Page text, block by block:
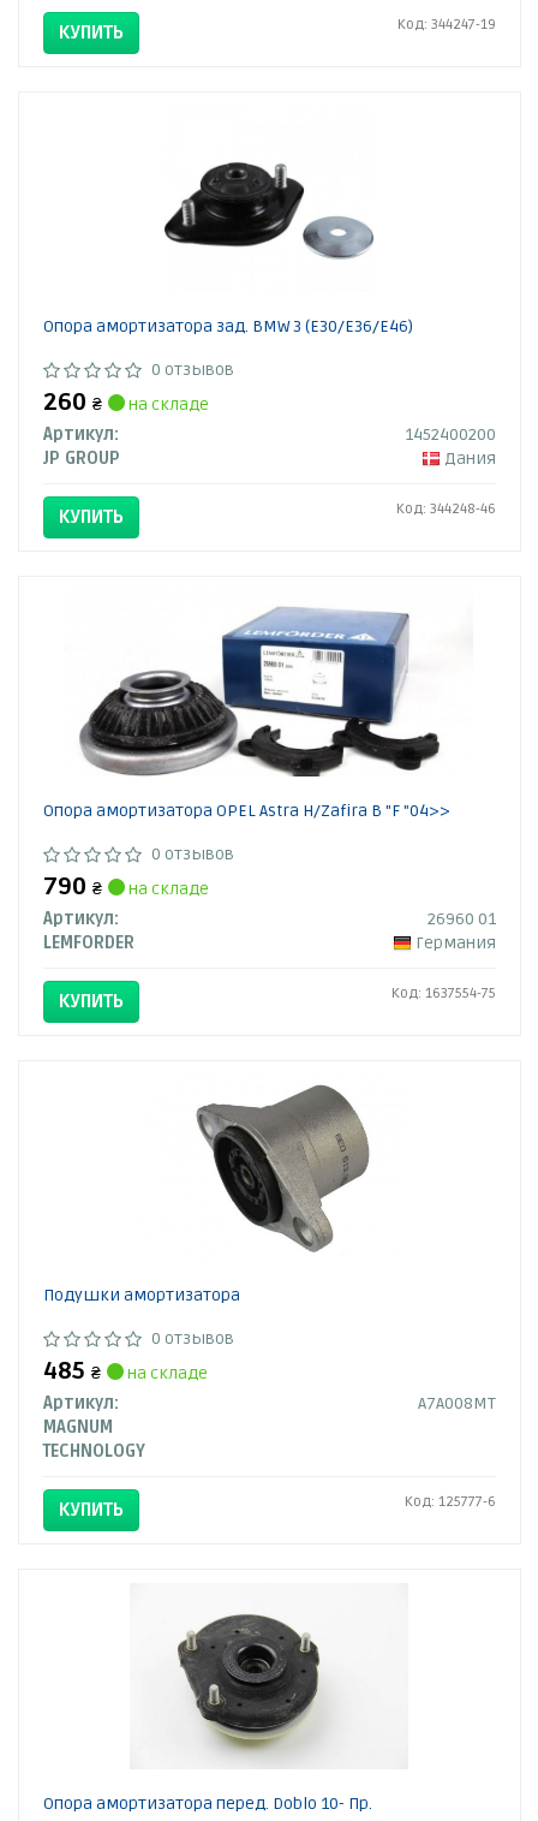
КУПИТЬ Код: 344247-19
Опора амортизатора зад. BMW 3 (E30/E36/E46)
0 отзывов
260 ₴
на складе
Артикул:
1452400200
JP GROUP
Дания
КУПИТЬ Код: 344248-46
Опора амортизатора OPEL Astra H/Zafira B "F "04>>
0 отзывов
790 ₴
на складе
Артикул:
26960 01
LEMFORDER
Германия
КУПИТЬ Код: 1637554-75
Подушки амортизатора
0 отзывов
485 ₴
на складе
Артикул:
A7A008MT
MAGNUM
TECHNOLOGY
КУПИТЬ Код: 125777-6
Опора амортизатора перед. Doblo 10- Пр.